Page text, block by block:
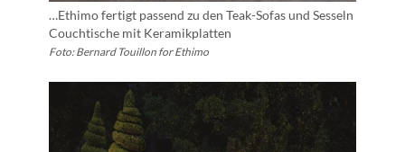
…Ethimo fertigt passend zu den Teak-Sofas und Sesseln
Couchtische mit Keramikplatten
Foto: Bernard Touillon for Ethimo